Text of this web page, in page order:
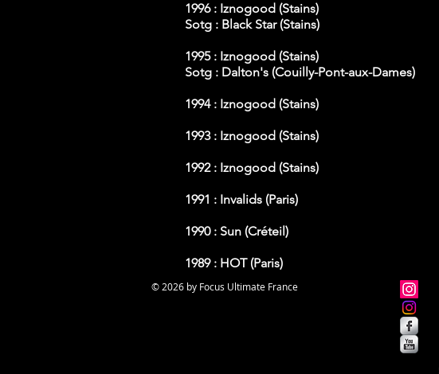
1996 : Iznogood (Stains)
Sotg : Black Star (Stains)
1995 : Iznogood (Stains)
Sotg : Dalton's (Couilly-Pont-aux-Dames)
1994 : Iznogood (Stains)
1993 : Iznogood (Stains)
1992 : Iznogood (Stains)
1991 : Invalids (Paris)
1990 : Sun (Créteil)
1989 : HOT (Paris)
© 2026 by Focus Ultimate France